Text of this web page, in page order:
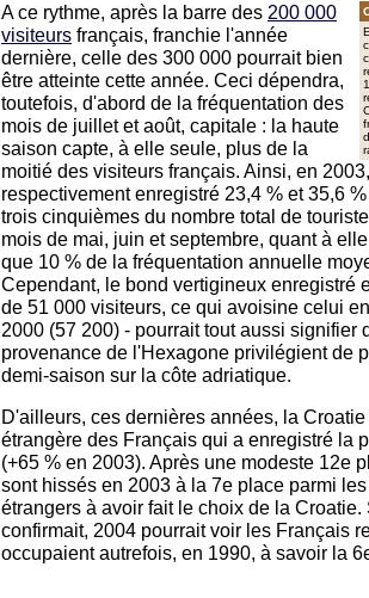
A ce rythme, après la barre des 200 000
visiteurs français, franchie l'année
dernière, celle des 300 000 pourrait bien
être atteinte cette année. Ceci dépendra,
toutefois, d'abord de la fréquentation des
mois de juillet et août, capitale : la haute
saison capte, à elle seule, plus de la
moitié des visiteurs français. Ainsi, en
respectivement enregistré 23,4 % et 35,6
trois cinquièmes du nombre total de
mois de mai, juin et septembre, quant à
que 10 % de la fréquentation annuelle
Cependant, le bond vertigineux enregistré
de 51 000 visiteurs, ce qui avoisine celui
2000 (57 200) - pourrait tout aussi signifier
provenance de l'Hexagone privilégient de
demi-saison sur la côte adriatique.
D'ailleurs, ces dernières années, la
étrangère des Français qui a enregistré la
(+65 % en 2003). Après une modeste 12e
sont hissés en 2003 à la 7e place parmi
étrangers à avoir fait le choix de la
confirmait, 2004 pourrait voir les Français
occupaient autrefois, en 1990, à savoir la